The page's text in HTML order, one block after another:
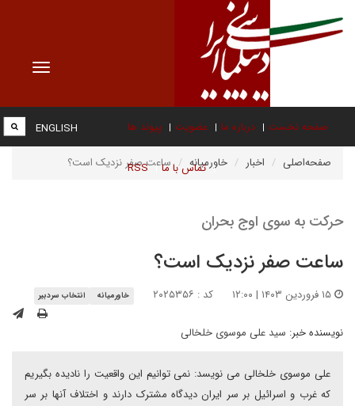
Toggle
صفحه نخست درباره ما عضویت پیوند ها
تماس با ما RSS
ENGLISH
صفحه‌اصلی اخبار خاورمیانه ساعت صفر نزدیک است؟
حرکت به سوی اوج بحران
ساعت صفر نزدیک است؟
کد : ۲۰۲۵۳۵۶ خاورمیانه انتخاب سردبیر
نویسنده خبر: سید علی موسوی خلخالی
علی موسوی خلخالی می نویسد: نمی توانیم این واقعیت را نادیده بگیریم
که غرب و اسرائیل بر سر ایران دیدگاه مشترک دارند و اختلاف آنها بر سر